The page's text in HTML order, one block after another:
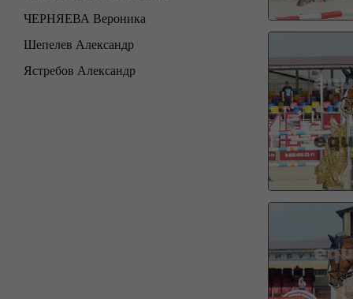
ЧЕРНЯЕВА Вероника
Шепелев Александр
Ястребов Александр